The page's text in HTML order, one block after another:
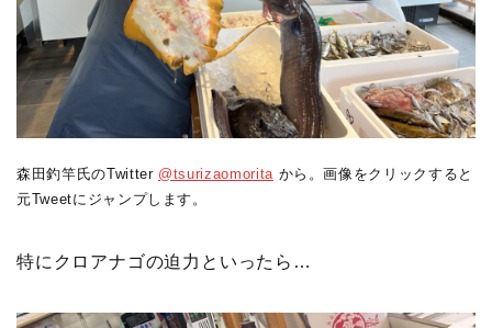
森田釣竿氏のTwitter @tsurizaomorita から。画像をクリックすると
元Tweetにジャンプします。
特にクロアナゴの迫力といったら…